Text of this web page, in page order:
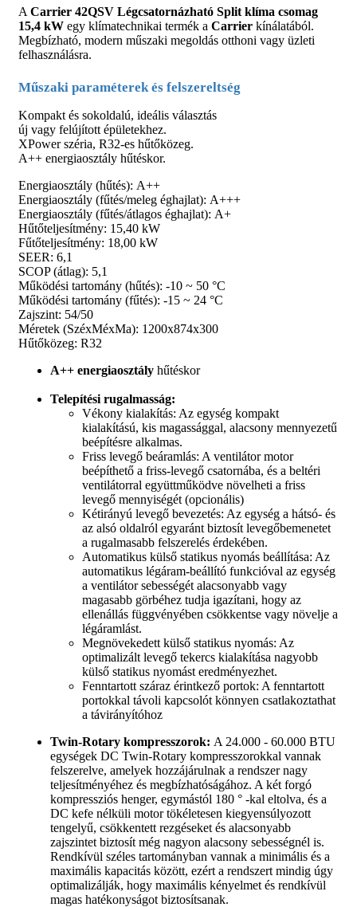
A Carrier 42QSV Légcsatornázható Split klíma csomag
15,4 kW egy klímatechnikai termék a Carrier kínálatából.
Megbízható, modern műszaki megoldás otthoni vagy üzleti
felhasználásra.
Műszaki paraméterek és felszereltség
Kompakt és sokoldalú, ideális választás
új vagy felújított épületekhez.
XPower széria, R32-es hűtőközeg.
A++ energiaosztály hűtéskor.
Energiaosztály (hűtés): A++
Energiaosztály (fűtés/meleg éghajlat): A+++
Energiaosztály (fűtés/átlagos éghajlat): A+
Hűtőteljesítmény: 15,40 kW
Fűtőteljesítmény: 18,00 kW
SEER: 6,1
SCOP (átlag): 5,1
Működési tartomány (hűtés): -10 ~ 50 °C
Működési tartomány (fűtés): -15 ~ 24 °C
Zajszint: 54/50
Méretek (SzéxMéxMa): 1200x874x300
Hűtőközeg: R32
A++ energiaosztály hűtéskor
Telepítési rugalmasság:
Vékony kialakítás: Az egység kompakt
kialakítású, kis magassággal, alacsony mennyezetű
beépítésre alkalmas.
Friss levegő beáramlás: A ventilátor motor
beépíthető a friss-levegő csatornába, és a beltéri
ventilátorral együttműködve növelheti a friss
levegő mennyiségét (opcionális)
Kétirányú levegő bevezetés: Az egység a hátsó- és
az alsó oldalról egyaránt biztosít levegőbemenetet
a rugalmasabb felszerelés érdekében.
Automatikus külső statikus nyomás beállítása: Az
automatikus légáram-beállító funkcióval az egység
a ventilátor sebességét alacsonyabb vagy
magasabb görbéhez tudja igazítani, hogy az
ellenállás függvényében csökkentse vagy növelje a
légáramlást.
Megnövekedett külső statikus nyomás: Az
optimalizált levegő tekercs kialakítása nagyobb
külső statikus nyomást eredményezhet.
Fenntartott száraz érintkező portok: A fenntartott
portokkal távoli kapcsolót könnyen csatlakoztathat
a távirányítóhoz
Twin-Rotary kompresszorok: A 24.000 - 60.000 BTU
egységek DC Twin-Rotary kompresszorokkal vannak
felszerelve, amelyek hozzájárulnak a rendszer nagy
teljesítményéhez és megbízhatóságához. A két forgó
kompressziós henger, egymástól 180 ° -kal eltolva, és a
DC kefe nélküli motor tökéletesen kiegyensúlyozott
tengelyű, csökkentett rezgéseket és alacsonyabb
zajszintet biztosít még nagyon alacsony sebességnél is.
Rendkívül széles tartományban vannak a minimális és a
maximális kapacitás között, ezért a rendszert mindig úgy
optimalizálják, hogy maximális kényelmet és rendkívül
magas hatékonyságot biztosítsanak.